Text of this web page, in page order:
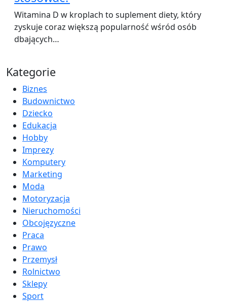
Witamina D w kroplach to suplement diety, który
zyskuje coraz większą popularność wśród osób
dbających…
Kategorie
Biznes
Budownictwo
Dziecko
Edukacja
Hobby
Imprezy
Komputery
Marketing
Moda
Motoryzacja
Nieruchomości
Obcojęzyczne
Praca
Prawo
Przemysł
Rolnictwo
Sklepy
Sport